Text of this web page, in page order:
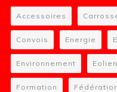
Accessoires
Convois Energie
Environnement Eolien
Formation Fédération